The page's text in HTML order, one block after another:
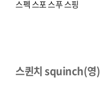
스펙 스포스푸스핑
스퀸치 squinch(영)